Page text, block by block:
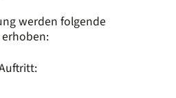
werden folgende